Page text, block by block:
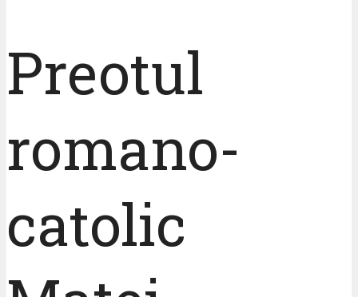
Preotul
romano-
catolic